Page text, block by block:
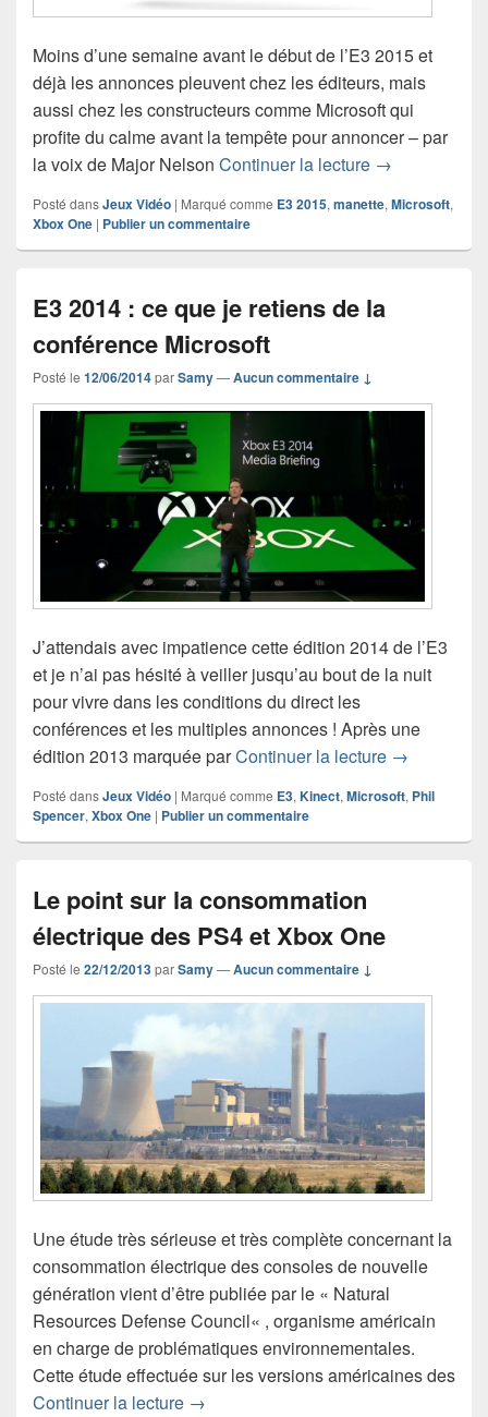
Moins d’une semaine avant le début de l’E3 2015 et
déjà les annonces pleuvent chez les éditeurs, mais
aussi chez les constructeurs comme Microsoft qui
profite du calme avant la tempête pour annoncer – par
la voix de Major Nelson Continuer la lecture Une nouvelle
→
Posté dansJeux Vidéo | Marqué comme E3 2015, manette, Microsoft,
Xbox One | Publier un commentaire
E3 2014 : ce que je retiens de la
conférence Microsoft
Posté le 12/06/2014parSamy—Aucun commentaire ↓
J’attendais avec impatience cette édition 2014 de l’E3
et je n’ai pas hésité à veiller jusqu’au bout de la nuit
pour vivre dans les conditions du direct les
conférences et les multiples annonces ! Après une
édition 2013 marquée parContinuer la lecture E3 2014 :
→
Posté dansJeux Vidéo | Marqué comme E3, Kinect, Microsoft, Phil
Spencer, Xbox One | Publier un commentaire
Le point sur la consommation
électrique des PS4 et Xbox One
Posté le 22/12/2013parSamy—Aucun commentaire ↓
Une étude très sérieuse et très complète concernant la
consommation électrique des consoles de nouvelle
génération vient d’être publiée par le « Natural
Resources Defense Council« , organisme américain
en charge de problématiques environnementales.
Cette étude effectuée sur les versions américaines des
Continuer la lecture Le point sur la consommation
→